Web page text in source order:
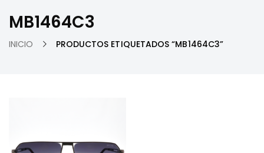
MB1464C3
INICIO PRODUCTOS ETIQUETADOS “MB1464C3”